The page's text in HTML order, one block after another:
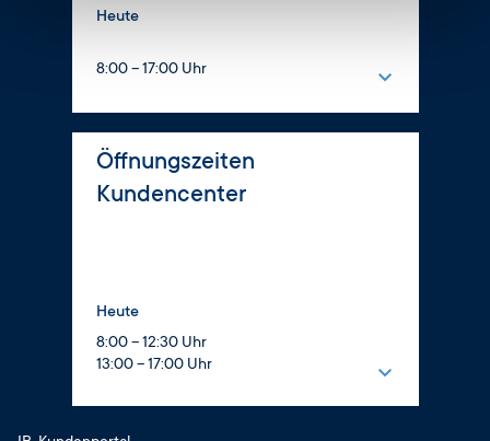
Heute
8:00 – 17:00 Uhr
8:00 – 16:00 Uhr
Dienstag
8:00 – 17:00 Uhr
8:00 – 17:00 Uhr
Freitag
Samstag
Öffnungszeiten
Kundencenter
Heute
8:00 – 12:30 Uhr
13:00 – 17:00 Uhr